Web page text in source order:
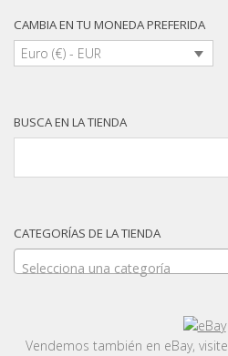
CAMBIA EN TU MONEDA PREFERIDA
Euro (€) - EUR
BUSCA EN LA TIENDA
CATEGORÍAS DE LA TIENDA
Selecciona una categoría
Vendemos también en eBay, visite